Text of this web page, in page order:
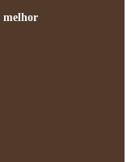
melhor